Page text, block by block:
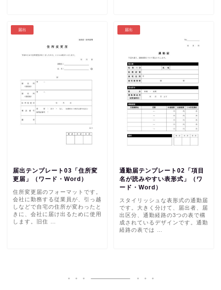
届出
届出テンプレート03「住所変
更届」（ワード・Word）
住所変更届のフォーマットです。
会社に勤務する従業員が、引っ越
しなどで自宅の住所が変わったと
きに、会社に届け出るために使用
します。旧住 …
届出
通勤届テンプレート02「項目
名が読みやすい表形式」（ワ
ード・Word）
スタイリッシュな表形式の通勤届
です。大きく分けて、届出者、届
出区分、通勤経路の3つの表で構
成されているデザインです。通勤
経路の表では …